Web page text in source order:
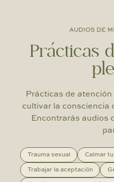
AUDIOS DE
Prácticas
Prácticas de
cultivar la consciencia
Encontrarás audios
Trauma sexual Calmar
Trabajar la aceptación